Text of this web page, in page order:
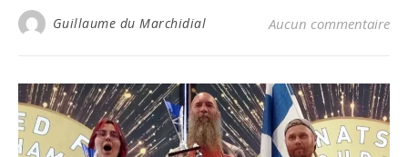
Guillaume du Marchidial Aucun commentaire